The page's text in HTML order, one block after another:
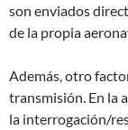
son enviados
de la propia
Además, otro
transmisión. En la
la interrogación/